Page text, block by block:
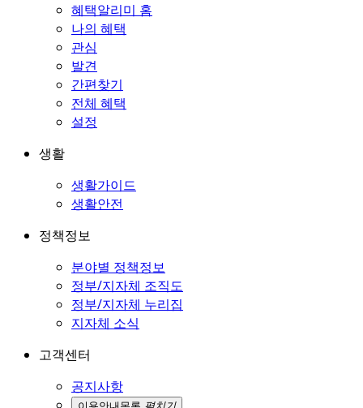
혜택알리미 홈
나의 혜택
관심
발견
간편찾기
전체 혜택
설정
생활
생활가이드
생활안전
정책정보
분야별 정책정보
정부/지자체 조직도
정부/지자체 누리집
지자체 소식
고객센터
공지사항